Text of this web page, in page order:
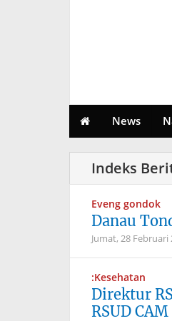
News
Seni
Eveng gondok
Danau
Jumat, 28 Februari
:Kesehatan
Direktur
RSUD